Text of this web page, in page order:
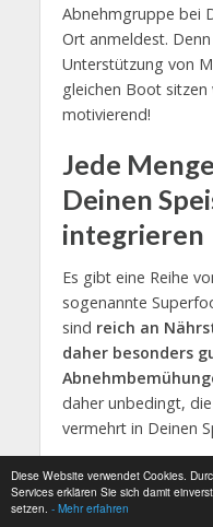
Diese Website verwendet Cookies.
Services erklären Sie sich damit
setzen. - Mehr erfahren
Abnehmgruppe bei
Ort anmeldest.
Unterstützung von
gleichen Boot sitzen
motivierend!
Jede
Deinen
integrieren
Es gibt eine Reihe
sogenannte
sind reich an
daher besonders
daher unbedingt,
vermehrt in Deinen
Chia-Samen
Algen